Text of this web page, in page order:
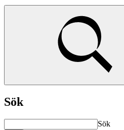
Sök
Sök